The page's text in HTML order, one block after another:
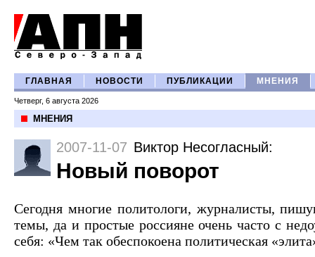
ГЛАВНАЯ НОВОСТИ ПУБЛИКАЦИИ МНЕНИЯ
Четверг, 6 августа 2026
МНЕНИЯ
2007-11-07 Виктор Несогласный:
Новый поворот
Сегодня многие политологи, журналисты,
темы, да и простые россияне очень часто с
себя: «Чем так обеспокоена политическая